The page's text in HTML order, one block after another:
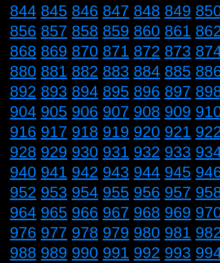
844 845 846 847 848 849
856 857 858 859 860 861
868 869 870 871 872 873
880 881 882 883 884 885
892 893 894 895 896 897
904 905 906 907 908 909
916 917 918 919 920 921
928 929 930 931 932 933
940 941 942 943 944 945
952 953 954 955 956 957
964 965 966 967 968 969
976 977 978 979 980 981
988 989 990 991 992 993